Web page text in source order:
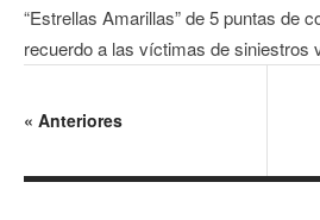
“Estrellas Amarillas” de 5 puntas de
recuerdo a las víctimas de
« Anteriores